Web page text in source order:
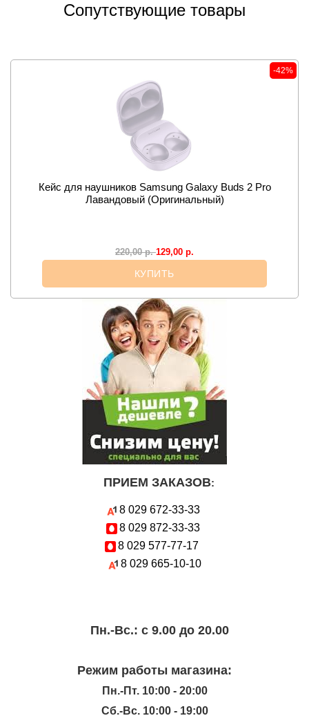
Сопутствующие товары
-42%
Кейс для наушников Samsung Galaxy Buds 2 Pro
Лавандовый (Оригинальный)
220,00р. 129,00 р.
КУПИТЬ
ПРИЕМ ЗАКАЗОВ:
8 029 672-33-33
8 029 872-33-33
8 029 577-77-17
8 029 665-10-10
Пн.-Вc.: с 9.00 до 20.00
Режим работы магазина:
Пн.-Пт. 10:00 - 20:00
Сб.-Вс. 10:00 - 19:00